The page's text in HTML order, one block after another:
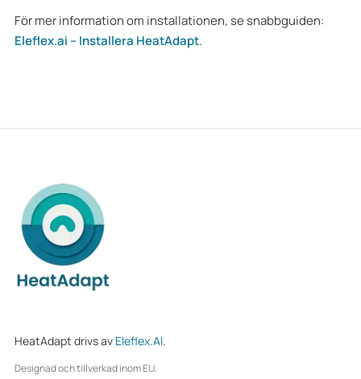
För mer information om installationen, se snabbguiden:
Eleflex.ai – Installera HeatAdapt.
HeatAdapt drivs av Eleflex.AI.
Designad och tillverkad inom EU.